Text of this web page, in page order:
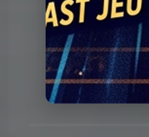
Question Graal
Question Graal